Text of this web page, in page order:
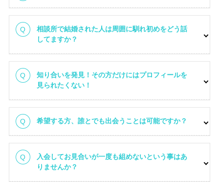
相談所で結婚された人は周囲に馴れ初めをどう話
してますか？
知り合いを発見！その方だけにはプロフィールを
見られたくない！
希望する方、誰とでも出会うことは可能ですか？
入会してお見合いが一度も組めないという事はあ
りませんか？